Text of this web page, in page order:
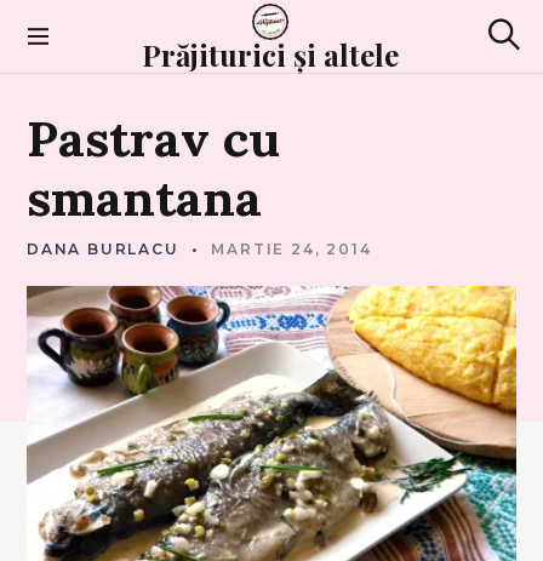
Prăjiturici și altele
I
N
B
O
V
N
A
Pastrav cu
smantana
DANA BURLACU MARTIE 24, 2014